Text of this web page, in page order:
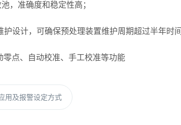
，准确度和稳定性高；
设计，可确保预处理装置维护周期超过半年时间
点、自动校准、手工校准等功能
用及报警设定方式